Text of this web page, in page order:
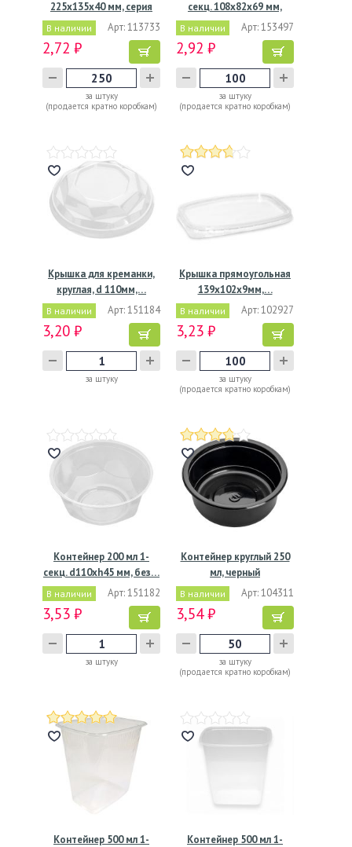
225х135х40 мм, серия
М-40,…
В наличии Арт: 113733
2,72 ₽
за штуку
(продается кратно коробкам)
секц. 108х82х69 мм,
серия…
В наличии Арт: 153497
2,92 ₽
за штуку
(продается кратно коробкам)
Крышка для креманки,
круглая, d 110мм,…
В наличии Арт: 151184
3,20 ₽
за штуку
Крышка прямоугольная
139х102х9мм,…
В наличии Арт: 102927
3,23 ₽
за штуку
(продается кратно коробкам)
Контейнер 200 мл 1-
секц. d110хh45 мм, без…
В наличии Арт: 151182
3,53 ₽
за штуку
Контейнер круглый 250
мл, черный
В наличии Арт: 104311
3,54 ₽
за штуку
(продается кратно коробкам)
Контейнер 500 мл 1-
Контейнер 500 мл 1-